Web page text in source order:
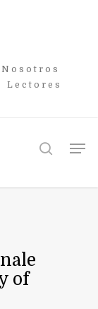
Nosotros
Lectores
search
of